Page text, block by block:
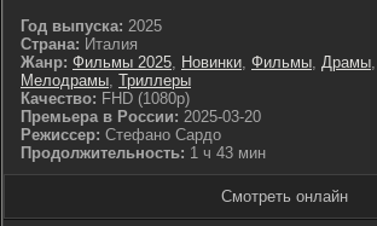
Год выпуска: 2025
Страна: Италия
Жанр: Фильмы 2025, Новинки, Фильмы, Драмы,
Мелодрамы, Триллеры
Качество: FHD (1080p)
Премьера в России: 2025-03-20
Режиссер: Стефано Сардо
Продолжительность: 1 ч 43 мин
Смотреть онлайн